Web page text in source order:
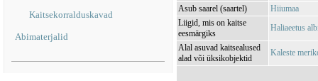
Kaitsekorralduskavad
Abimaterjalid
Asub saarel (saartel)
Hiiumaa
Liigid, mis on kaitse
eesmärgiks
Haliaeetus
Alal asuvad kaitsealused
alad või üksikobjektid
Kaleste